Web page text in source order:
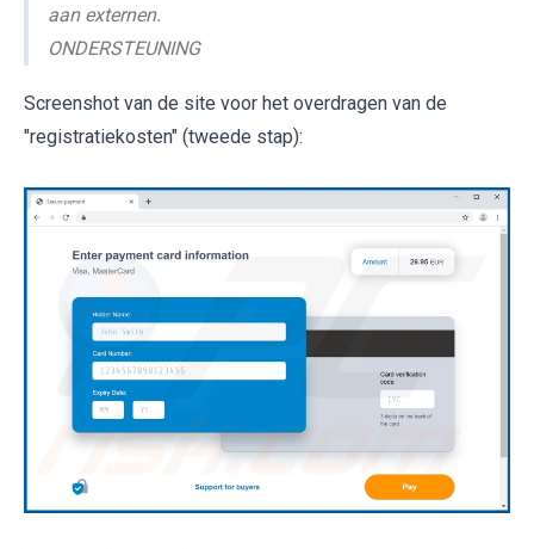
aan externen.
ONDERSTEUNING
Screenshot van de site voor het overdragen van de
"registratiekosten" (tweede stap):